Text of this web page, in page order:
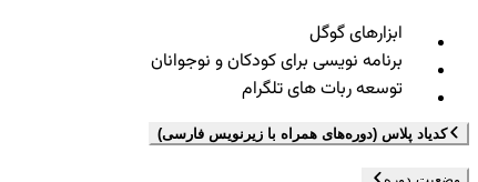
ابزارهای گوگل
برنامه نویسی برای کودکان و نوجوانان
توسعه ربات های تلگرام
کدیاد پلاس (دوره‌های همراه با زیرنویس فارسی)